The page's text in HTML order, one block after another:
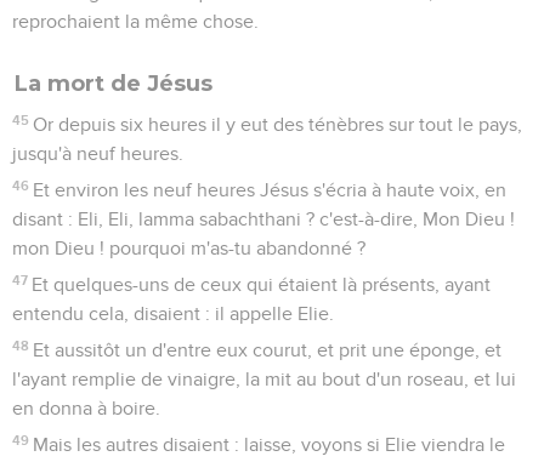
reprochaient la même chose.
La mort de Jésus
45 Or depuis six heures il y eut des ténèbres sur tout le pays,
jusqu'à neuf heures.
46 Et environ les neuf heures Jésus s'écria à haute voix, en
disant : Eli, Eli, lamma sabachthani ? c'est-à-dire, Mon Dieu !
mon Dieu ! pourquoi m'as-tu abandonné ?
47 Et quelques-uns de ceux qui étaient là présents, ayant
entendu cela, disaient : il appelle Elie.
48 Et aussitôt un d'entre eux courut, et prit une éponge, et
l'ayant remplie de vinaigre, la mit au bout d'un roseau, et lui
en donna à boire.
49 Mais les autres disaient : laisse, voyons si Elie viendra le